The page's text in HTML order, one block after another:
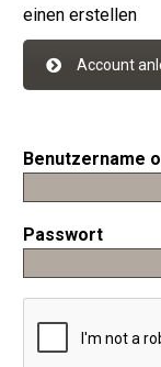
einen erstellen
Account
Benutzername
Passwort